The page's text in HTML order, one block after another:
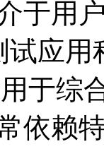
用户
应
于综
依赖